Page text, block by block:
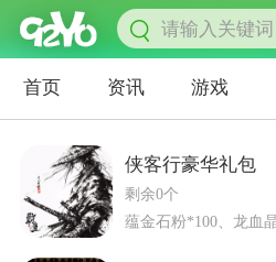
首页 资讯 游戏
侠客行豪华礼包
剩余0个